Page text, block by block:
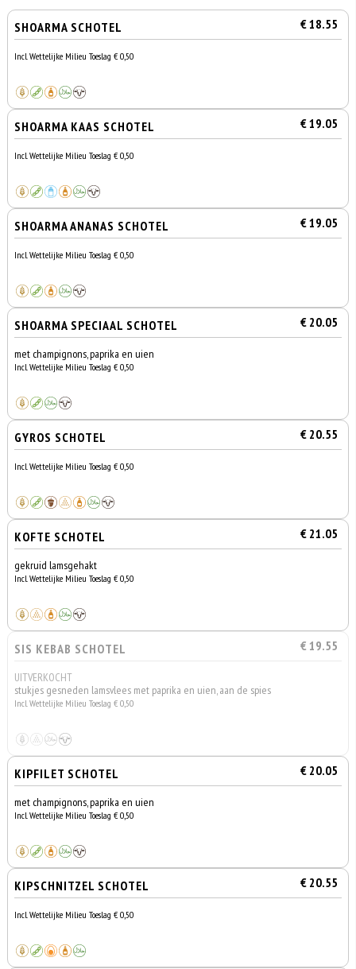
SHOARMA SCHOTEL € 18.55
Incl. Wettelijke Milieu Toeslag € 0,50
SHOARMA KAAS SCHOTEL € 19.05
Incl. Wettelijke Milieu Toeslag € 0,50
SHOARMA ANANAS SCHOTEL € 19.05
Incl. Wettelijke Milieu Toeslag € 0,50
SHOARMA SPECIAAL SCHOTEL € 20.05
met champignons, paprika en uien
Incl. Wettelijke Milieu Toeslag € 0,50
GYROS SCHOTEL € 20.55
Incl. Wettelijke Milieu Toeslag € 0,50
KOFTE SCHOTEL € 21.05
gekruid lamsgehakt
Incl. Wettelijke Milieu Toeslag € 0,50
SIS KEBAB SCHOTEL € 19.55
UITVERKOCHT
stukjes gesneden lamsvlees met paprika en uien, aan de spies
Incl. Wettelijke Milieu Toeslag € 0,50
KIPFILET SCHOTEL € 20.05
met champignons, paprika en uien
Incl. Wettelijke Milieu Toeslag € 0,50
KIPSCHNITZEL SCHOTEL € 20.55
Incl. Wettelijke Milieu Toeslag € 0,50